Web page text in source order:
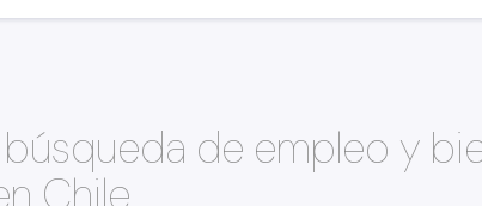
de empleo y
Chile